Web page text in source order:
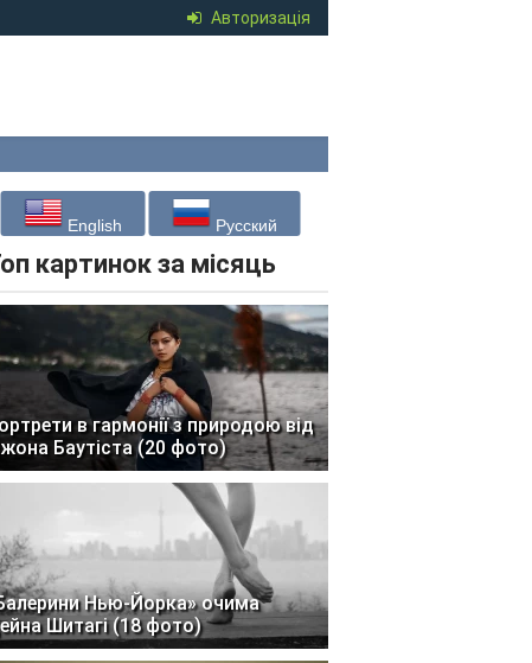
Авторизація
English Русский
картинок за місяць
в гармонії з природою від
Баутіста (20 фото)
Нью-Йорка» очима
Шитагі (18 фото)